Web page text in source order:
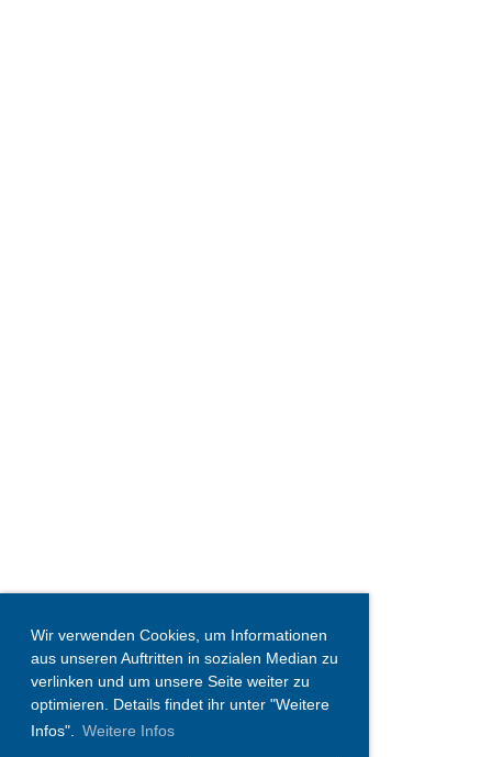
Wir verwenden Cookies, um Informationen
aus unseren Auftritten in sozialen Median zu
verlinken und um unsere Seite weiter zu
optimieren. Details findet ihr unter "Weitere
Infos". Weitere Infos